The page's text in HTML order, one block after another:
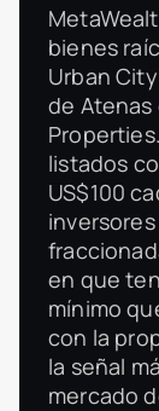
bienes
Urban
de
listados
US$100
en que
mínimo
con la
la señal
mercado